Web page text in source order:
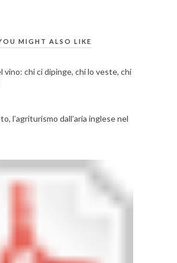
MIGHT ALSO LIKE
vino: chi ci dipinge, chi lo veste, chi
l’agriturismo dall’aria inglese nel